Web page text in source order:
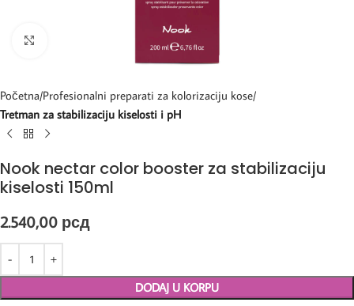
Početna Profesionalni preparati za kolorizaciju kose
Tretman za stabilizaciju kiselosti i pH
Nook nectar color booster za stabilizaciju
kiselosti 150ml
2.540,00 рсд
DODAJ U KORPU